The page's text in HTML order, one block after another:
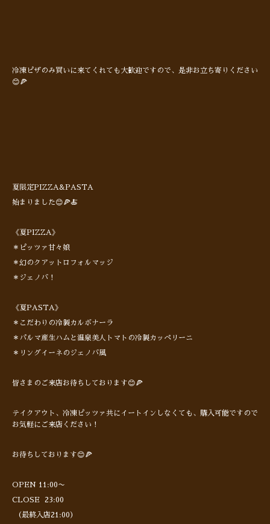
冷凍ピザのみ買いに来てくれても大歓迎ですので、是非お立ち寄りください
😊🍕
夏限定PIZZA&PASTA
始まりました😊🍕🍝
《夏PIZZA》
＊ピッツァ甘々娘
＊幻のクアットロフォルマッジ
＊ジェノバ！
《夏PASTA》
＊こだわりの冷製カルボナーラ
＊パルマ産生ハムと温泉美人トマトの冷製カッペリーニ
＊リングイーネのジェノバ風
皆さまのご来店お待ちしております😊🍕
テイクアウト、冷凍ピッツァ共にイートインしなくても、購入可能ですので
お気軽にご来店ください！
お待ちしております😊🍕
OPEN 11:00〜
CLOSE 23:00
（最終入店21:00）